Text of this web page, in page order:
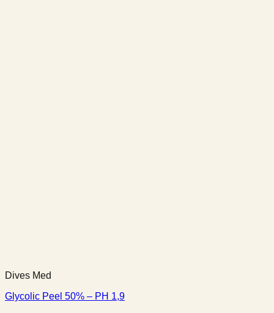
Dives Med
Glycolic Peel 50% – PH 1,9